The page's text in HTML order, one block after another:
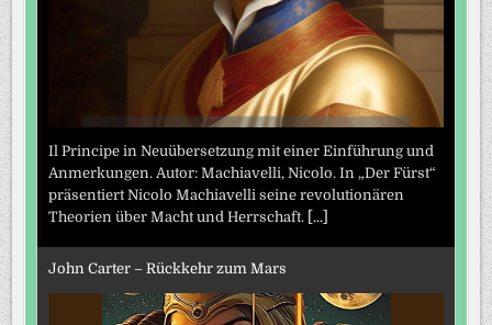
Il Principe in Neuübersetzung mit einer Einführung und
Anmerkungen. Autor: Machiavelli, Nicolo. In „Der Fürst“
präsentiert Nicolo Machiavelli seine revolutionären
Theorien über Macht und Herrschaft. [...]
John Carter – Rückkehr zum Mars